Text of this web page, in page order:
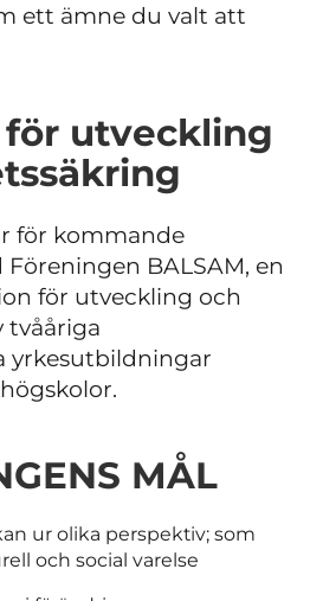
ett ämne du valt att
för utveckling
för kommande
BALSAM, en
för utveckling och
tvååriga
yrkesutbildningar
MÅL
ur olika perspektiv; som
och social varelse